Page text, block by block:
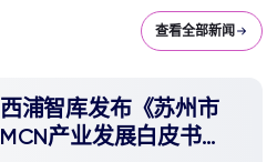
查看全部新闻
西浦智库发布《苏州市
MCN产业发展白皮书